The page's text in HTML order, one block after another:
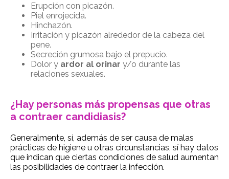
Erupción con picazón.
Piel enrojecida.
Hinchazón.
Irritación y picazón alrededor de la cabeza del
pene.
Secreción grumosa bajo el prepucio.
Dolor y ardor al orinar y/o durante las
relaciones sexuales.
¿Hay personas más propensas que otras
a contraer candidiasis?
Generalmente, sí, además de ser causa de malas
prácticas de higiene u otras circunstancias, sí hay datos
que indican que ciertas condiciones de salud aumentan
las posibilidades de contraer la infección.